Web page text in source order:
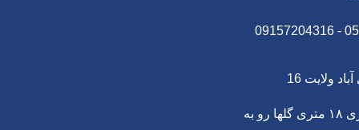
ولایت 16
زاهدان-جمهوری ۱۸ متری گلها رو به